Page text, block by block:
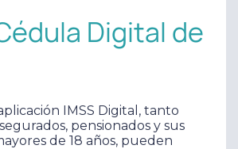
Digital de
IMSS Digital, tanto
pensionados y sus
de 18 años, pueden